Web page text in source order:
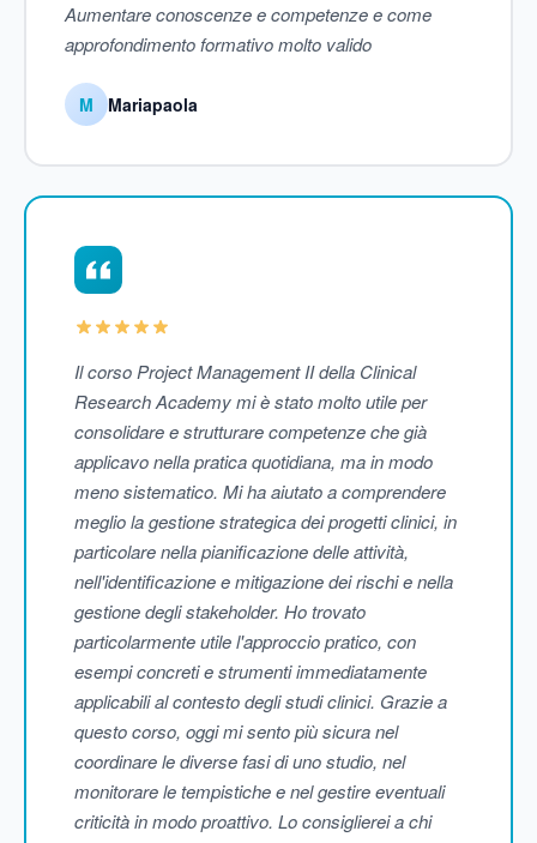
Aumentare conoscenze e competenze e come
approfondimento formativo molto valido
M Mariapaola
Il corso Project Management II della Clinical
Research Academy mi è stato molto utile per
consolidare e strutturare competenze che già
applicavo nella pratica quotidiana, ma in modo
meno sistematico. Mi ha aiutato a comprendere
meglio la gestione strategica dei progetti clinici, in
particolare nella pianificazione delle attività,
nell'identificazione e mitigazione dei rischi e nella
gestione degli stakeholder. Ho trovato
particolarmente utile l'approccio pratico, con
esempi concreti e strumenti immediatamente
applicabili al contesto degli studi clinici. Grazie a
questo corso, oggi mi sento più sicura nel
coordinare le diverse fasi di uno studio, nel
monitorare le tempistiche e nel gestire eventuali
criticità in modo proattivo. Lo consiglierei a chi